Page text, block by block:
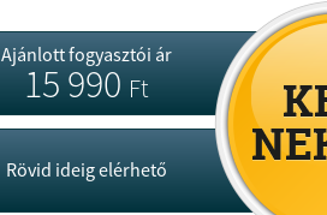
Ajánlott fogyasztói ár
15 990Ft
Rövid ideig elérhető